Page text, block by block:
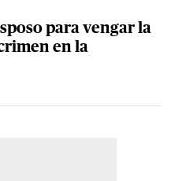
para vengar la
en la